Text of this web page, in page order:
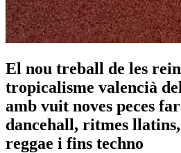
El nou treball de les
tropicalisme valencià
amb vuit noves peces
dancehall, ritmes
reggae i fins techno